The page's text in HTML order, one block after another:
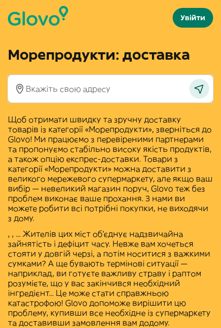
Увійти
Морепродукти: доставка
Щоб отримати швидку та зручну доставку
товарів із категорії «Морепродукти», зверніться до
Glovo! Ми працюємо з перевіреними партнерами
та пропонуємо стабільно високу якість продуктів,
а також опцію експрес-доставки. Товари з
категорії «Морепродукти» можна доставити з
великого мережевого супермаркету, але якщо ваш
вибір — невеликий магазин поруч, Glovo теж без
проблем виконає ваше прохання. З нами ви
можете робити всі потрібні покупки, не виходячи
з дому.
, , … Жителів цих міст об'єднує надзвичайна
зайнятість і дефіцит часу. Невже вам хочеться
стояти у довгій черзі, а потім носитися з важкими
сумками? А ще бувають термінові ситуації —
наприклад, ви готуєте важливу страву і раптом
розумієте, що у вас закінчився необхідний
інгредієнт… Це може стати справжньою
катастрофою! Glovo допоможе вирішити цю
проблему, купивши все необхідне із супермаркету
та доставивши замовлення вам додому.